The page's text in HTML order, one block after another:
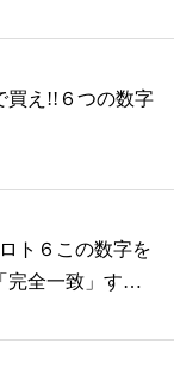
買え!!６つの数字
ト６この数字を
完全一致」する